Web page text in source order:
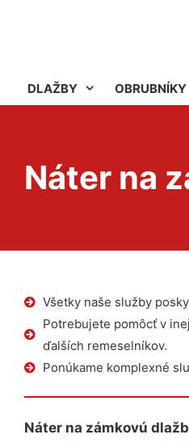
DLAŽBY OBRUBNÍKY
Náter na
Všetky naše služby
Potrebujete pomôcť v
ďalších remeselníkov.
Ponúkame komplexné
Náter na zámkovú